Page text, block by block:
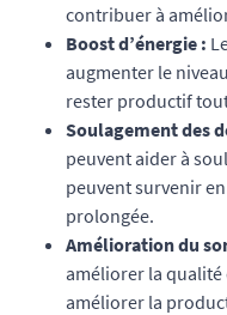
contribuer à
Boost d’énergie :
augmenter le
rester productif
Soulagement des
peuvent aider à
peuvent survenir
prolongée.
Amélioration du
améliorer la
améliorer la